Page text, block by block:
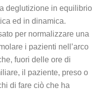
deglutizione in equilibrio
ed in dinamica.
per normalizzare una
i pazienti nell’arco
fuori delle ore di
il paziente, preso o
di fare ciò che ha